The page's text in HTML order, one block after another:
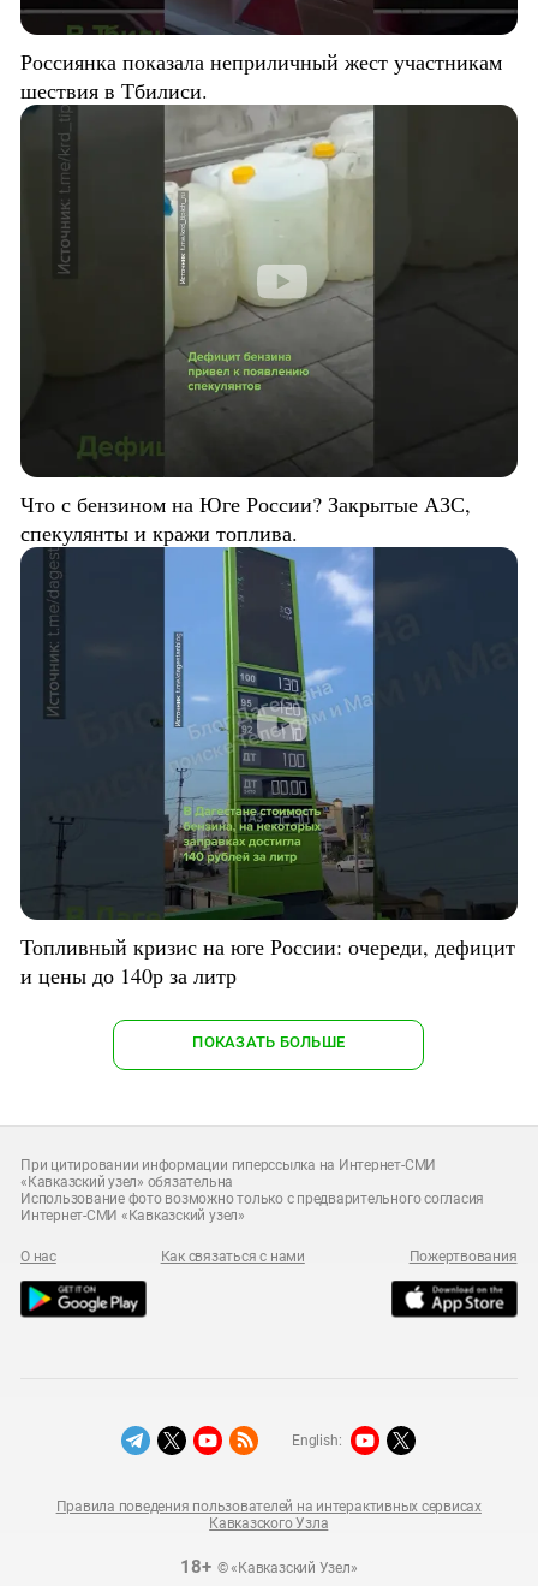
Россиянка показала неприличный жест участникам
шествия в Тбилиси.
Что с бензином на Юге России? Закрытые АЗС,
спекулянты и кражи топлива.
Топливный кризис на юге России: очереди, дефицит
и цены до 140р за литр
ПОКАЗАТЬ БОЛЬШЕ
При цитировании информации гиперссылка на Интернет-СМИ
«Кавказский узел» обязательна
Использование фото возможно только с предварительного согласия
Интернет-СМИ «Кавказский узел»
О нас Как связаться с нами Пожертвования
18+© «Кавказский Узел»
Правила поведения пользователей на интерактивных сервисах
Кавказского Узла
English: